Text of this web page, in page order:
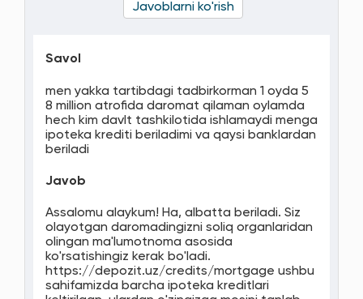
Javoblarni ko'rish
Savol
men yakka tartibdagi tadbirkorman 1 oyda 5
8 million atrofida daromat qilaman oylamda
hech kim davlt tashkilotida ishlamaydi menga
ipoteka krediti beriladimi va qaysi banklardan
beriladi
Javob
Assalomu alaykum! Ha, albatta beriladi. Siz
olayotgan daromadingizni soliq organlaridan
olingan ma'lumotnoma asosida
ko'rsatishingiz kerak bo'ladi.
https://depozit.uz/credits/mortgage ushbu
sahifamizda barcha ipoteka kreditlari